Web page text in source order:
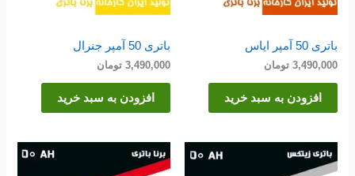
باتری 50 آمپر ایاس
3,490,000 تومان
افزودن به سبد خرید
باتری 50 آمپر جنرال
3,490,000 تومان
افزودن به سبد خرید